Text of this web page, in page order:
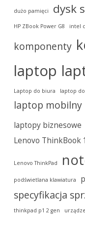
dużo pamięci dysk
HP ZBook Power G8 intel
komponenty
laptop
Laptop do biura laptop
laptop mobilny
laptopy biznesowe
Lenovo ThinkBook
Lenovo ThinkPad
podświetlana klawiatura
specyfikacja
thinkpad p1 2 gen